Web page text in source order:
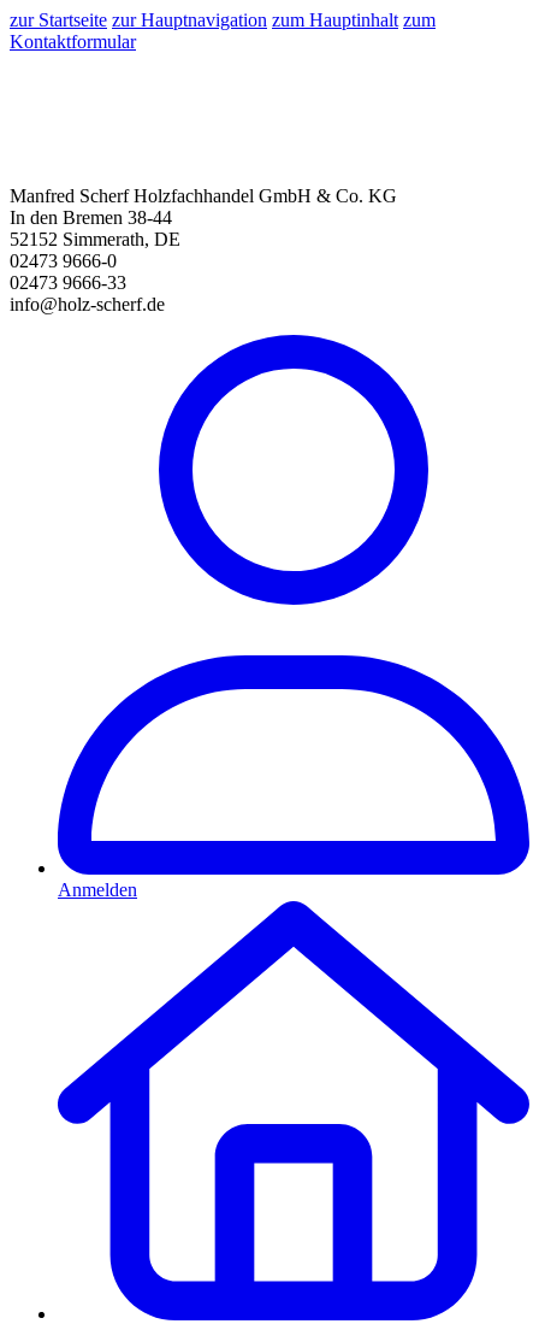
zur Startseite zur Hauptnavigation zum Hauptinhalt zum
Kontaktformular
Manfred Scherf Holzfachhandel GmbH & Co. KG
In den Bremen 38-44
52152 Simmerath, DE
02473 9666-0
02473 9666-33
info@holz-scherf.de
Anmelden